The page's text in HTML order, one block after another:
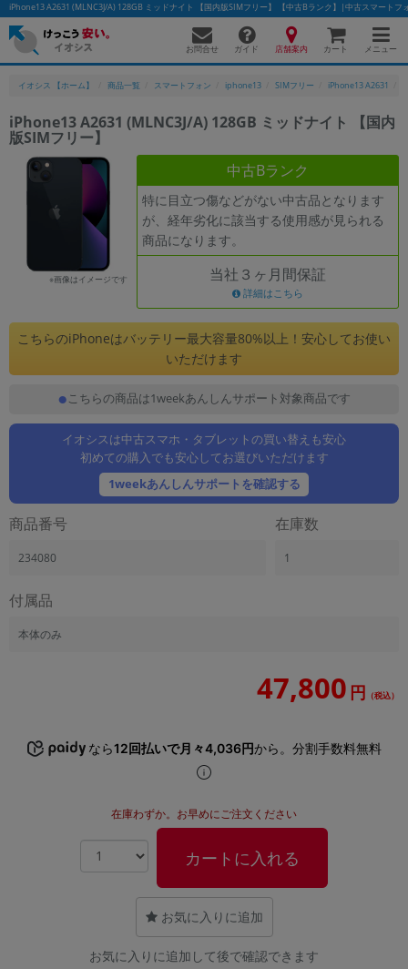
iPhone13 A2631 (MLNC3J/A) 128GB ミッドナイト 【国内版SIMフリー】 【中古Bランク】|中古スマートフ
お問合せ ガイド 店舗案内 カート メニュー
イオシス 【ホーム】 商品一覧 スマートフォン iphone13 SIMフリー iPhone13 A2631
iPhone13 A2631 (MLNC3J/A) 128GB ミッドナイト 【国内
版SIMフリー】
※画像はイメージです
中古Bランク
特に目立つ傷などがない中古品となります
が、経年劣化に該当する使用感が見られる
商品になります。
当社３ヶ月間保証
詳細はこちら
こちらのiPhoneはバッテリー最大容量80%以上！安心してお使い
いただけます
こちらの商品は1weekあんしんサポート対象商品です
イオシスは中古スマホ・タブレットの買い替えも安心
初めての購入でも安心してお選びいただけます
1weekあんしんサポートを確認する
商品番号
234080
在庫数
1
付属品
本体のみ
47,800 円 （税込）
なら12回払いで月々4,036円から。分割手数料無料
在庫わずか。お早めにご注文ください
カートに入れる
お気に入りに追加
お気に入りに追加して後で確認できます
かんたんパソコン検索に切り替える
フリーワード
人気の検索ワード： Let's note
「スマートフォン」「タブレット」など
シリーズ
商品シリーズ名・ブランド名の絞り込み。
メーカー
製造、販売メーカーの絞り込み
「Apple」「SONY」「SHARP」など
商品の搭載機能による絞り込み
ドライブの絞り込み
ランク
OS